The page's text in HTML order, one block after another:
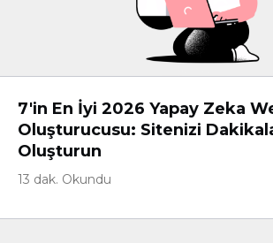
7'in En İyi 2026 Yapay Zeka
Oluşturucusu: Sitenizi
Oluşturun
13 dak. Okundu